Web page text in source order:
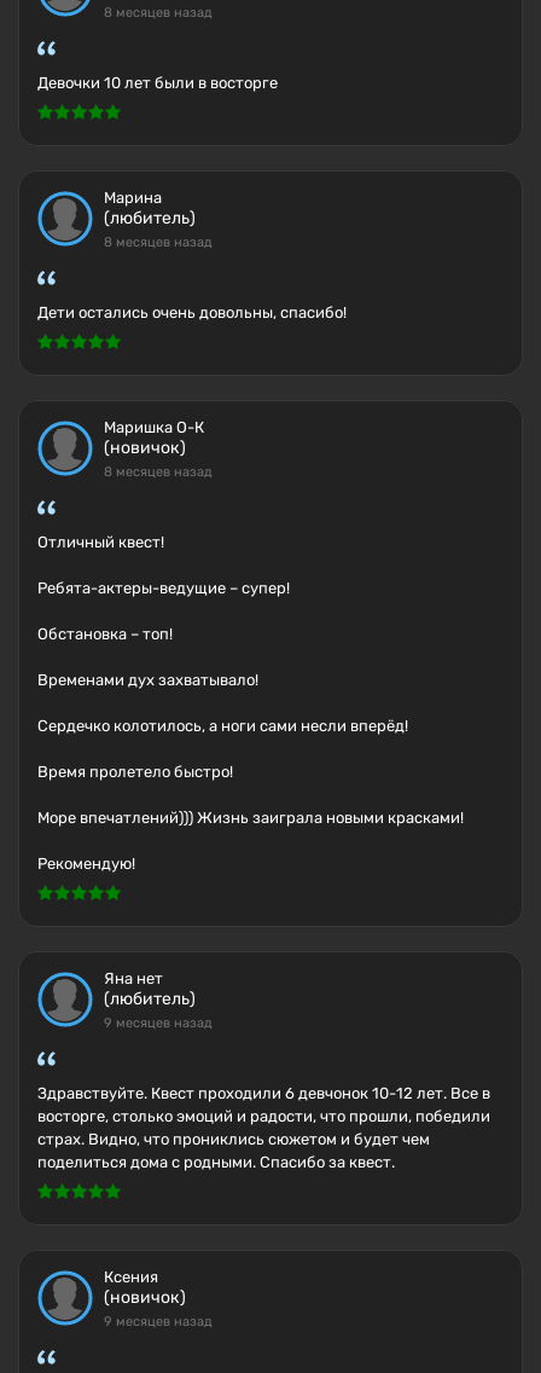
8 месяцев назад
Девочки 10 лет были в восторге
Марина
(любитель)
8 месяцев назад
Дети остались очень довольны, спасибо!
Маришка О-К
(новичок)
8 месяцев назад
Отличный квест!
Ребята-актеры-ведущие – супер!
Обстановка – топ!
Временами дух захватывало!
Сердечко колотилось, а ноги сами несли вперёд!
Время пролетело быстро!
Море впечатлений))) Жизнь заиграла новыми красками!
Рекомендую!
Яна нет
(любитель)
9 месяцев назад
Здравствуйте. Квест проходили 6 девчонок 10-12 лет. Все в
восторге, столько эмоций и радости, что прошли, победили
страх. Видно, что прониклись сюжетом и будет чем
поделиться дома с родными. Спасибо за квест.
Ксения
(новичок)
9 месяцев назад